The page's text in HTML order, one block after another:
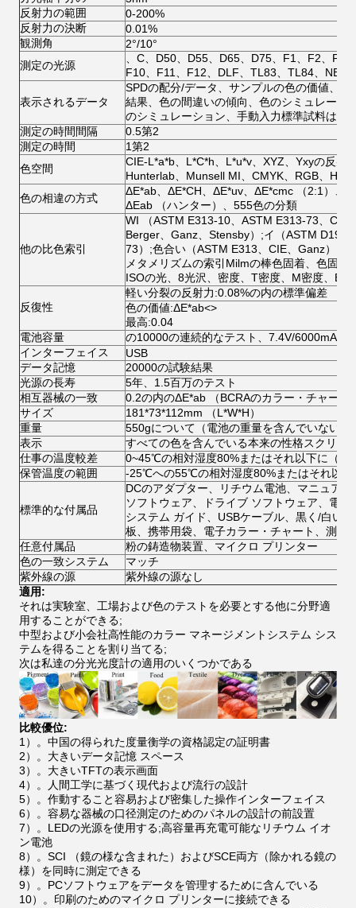
反射力の範囲
0-200%
反射力の決断
0.01%
観測角
2°/10°
測定の光源
、C、D50、D55、D65、D75、F1、F2、F3
F10、F11、F12、DLF、TL83、TL84、NBF
表示されるデータ
SPDの配分/データ、サンプルの色の価値、
結果、色の間違いの傾向、色のシミュレーシ
のシミュレーション、手動入力標準試料は、
測定の時間間隔
0.5第2
測定の時間
1第2
色空間
CIE-L*a*b、L*C*h、L*u*v、XYZ、Yxyの反射
Hunterlab、Munsell MI、CMYK、RGB、HSB
色の相違の方式
ΔE*ab、ΔE*CH、ΔE*uv、ΔE*cmc （2:1）、
ΔEab （ハンター）、555色の分類
他の比色索引
WI （ASTM E313-10、ASTM E313-73、CIE/
Berger、Ganz、Stensby）;イ（ASTM
73）;色合い（ASTM E313、CIE、Ganz）
メタメリズムの索引Milmの棒色固着、色固着
ISOの光、8光沢、密度、T密度、M密度、E密
反復性
軽い分裂の反射力:0.08%の内の標準偏差
色の価値:ΔE*ab<>
最高:0.04
電池容量
の10000の連続的なテスト、7.4V/6000mAh
インターフェイス
USB
データ記憶
20000の試験結果
光源の長寿
5年、1.5百万のテスト
相互器械の一致
0.2の内のΔE*ab （BCRAのカラー・チャート
サイズ
181*73*112mm （L*W*H）
重量
550gについて（電池の重量を含んでいない）
表示
すべての色を含んでいる本来の性格スクリー
仕事の温度較差
0~45℃の相対湿度80%またはそれ以下に（
保管温度の範囲
-25℃への55℃の相対湿度80%またはそれ以下
標準的な付属品
DCのアダプター、リチウム電池、マニュア
ソフトウェア、ドライブ ソフトウェア、電
システム ガイド、USBケーブル、黒く/白い
板、携帯用袋、電子カラー・チャート、測定
任意付属品
粉の鋳造物装置、マイクロ プリンター
色の一致システム
マッチ
紫外線の源
紫外線の源なし
適用:
それは実験室、工場および色のテストを必要とする他に分野適
用することができる;
中型および小会社高性能のカラー マネージメントシステム シス
テムを得ることを割り当てる;
次は私達の分光光度計の適用のいくつかである
比較優位:
1）。中国の得られた度量衡学の資格認定の証明書
2）。大きいデータ記憶 スペース
3）。大きいTFTの表示画面
4）。人間工学に基づく現代および流行の設計
5）。作動すること容易および密集した操作インターフェイス
6）。容易な器械の口径測定のためのパネルの設計の前設置
7）。LEDの光源を使用する;高容量再充電可能なリチウム イオ
ン電池
8）。SCI （鏡の様な含まれた）およびSCE両方（除かれる鏡の
様）を同時に測定できる
9）。PCソフトウェアをデータを管理するために含んでいる
10）。印刷のためのマイクロ プリンターに接続できる